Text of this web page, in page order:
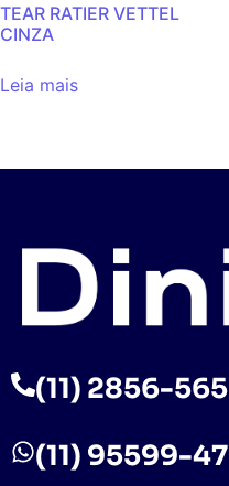
TEAR RATIER VETTEL
CINZA
Leia mais
(11) 2856-
(11) 95599-